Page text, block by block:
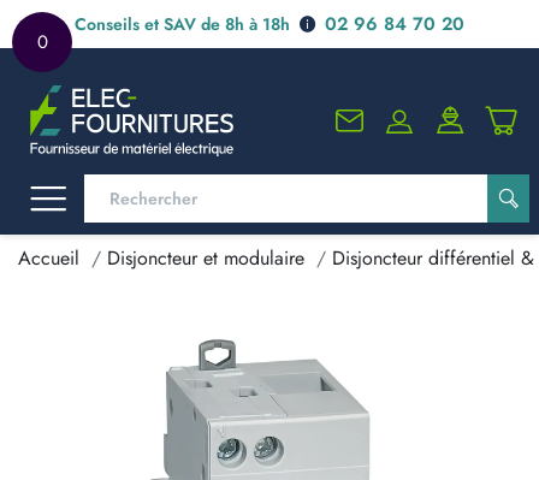
0
Conseils et SAV de 8h à 18h 02 96 84 70 20
Accueil Disjoncteur et modulaire Disjoncteur différentiel